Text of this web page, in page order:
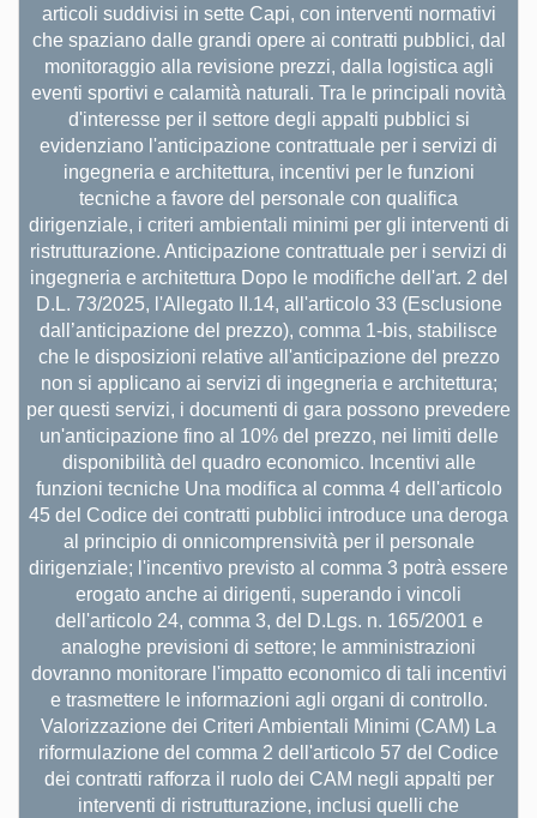
articoli suddivisi in sette Capi, con interventi normativi
che spaziano dalle grandi opere ai contratti pubblici, dal
monitoraggio alla revisione prezzi, dalla logistica agli
eventi sportivi e calamità naturali. Tra le principali novità
d'interesse per il settore degli appalti pubblici si
evidenziano l'anticipazione contrattuale per i servizi di
ingegneria e architettura, incentivi per le funzioni
tecniche a favore del personale con qualifica
dirigenziale, i criteri ambientali minimi per gli interventi di
ristrutturazione. Anticipazione contrattuale per i servizi di
ingegneria e architettura Dopo le modifiche dell'art. 2 del
D.L. 73/2025, l'Allegato II.14, all'articolo 33 (Esclusione
dall’anticipazione del prezzo), comma 1-bis, stabilisce
che le disposizioni relative all'anticipazione del prezzo
non si applicano ai servizi di ingegneria e architettura;
per questi servizi, i documenti di gara possono prevedere
un'anticipazione fino al 10% del prezzo, nei limiti delle
disponibilità del quadro economico. Incentivi alle
funzioni tecniche Una modifica al comma 4 dell'articolo
45 del Codice dei contratti pubblici introduce una deroga
al principio di onnicomprensività per il personale
dirigenziale; l'incentivo previsto al comma 3 potrà essere
erogato anche ai dirigenti, superando i vincoli
dell'articolo 24, comma 3, del D.Lgs. n. 165/2001 e
analoghe previsioni di settore; le amministrazioni
dovranno monitorare l'impatto economico di tali incentivi
e trasmettere le informazioni agli organi di controllo.
Valorizzazione dei Criteri Ambientali Minimi (CAM) La
riformulazione del comma 2 dell'articolo 57 del Codice
dei contratti rafforza il ruolo dei CAM negli appalti per
interventi di ristrutturazione, inclusi quelli che